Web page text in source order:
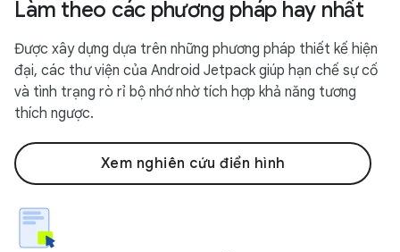
Làm theo các phương pháp hay nhất
Được xây dựng dựa trên những phương pháp thiết kế hiện
đại, các thư viện của Android Jetpack giúp hạn chế sự cố
và tình trạng rò rỉ bộ nhớ nhờ tích hợp khả năng tương
thích ngược.
Xem nghiên cứu điển hình